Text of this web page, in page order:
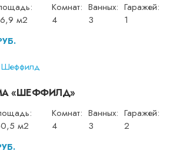
м2
Комнат:
4
Ванных:
3
Гаражей:
1
«ШЕФФИЛД»
м2
Комнат:
4
Ванных:
3
Гаражей:
2